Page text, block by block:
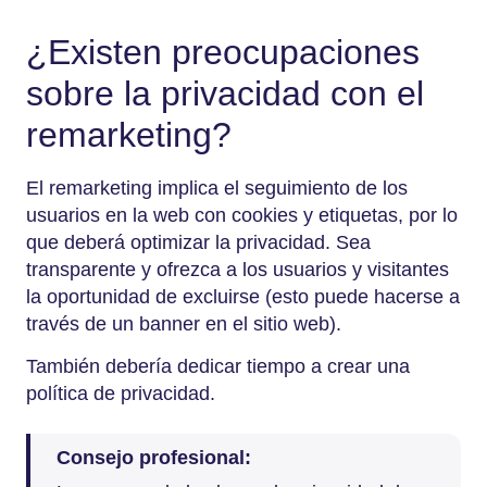
¿Existen preocupaciones
sobre la privacidad con el
remarketing?
El remarketing implica el seguimiento de los
usuarios en la web con cookies y etiquetas, por lo
que deberá optimizar la privacidad. Sea
transparente y ofrezca a los usuarios y visitantes
la oportunidad de excluirse (esto puede hacerse a
través de un banner en el sitio web).
También debería dedicar tiempo a crear una
política de privacidad.
Consejo profesional: